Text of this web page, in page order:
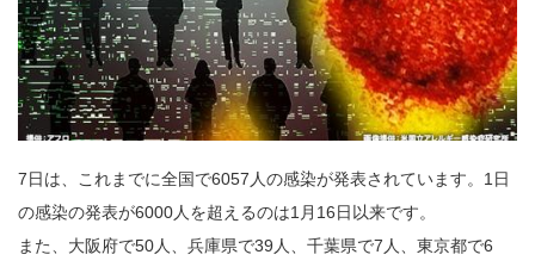
7日は、これまでに全国で6057人の感染が発表されています。1日
の感染の発表が6000人を超えるのは1月16日以来です。
また、大阪府で50人、兵庫県で39人、千葉県で7人、東京都で6